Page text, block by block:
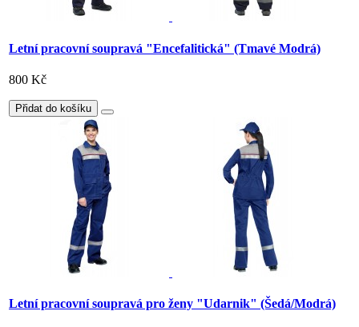
Letní pracovní soupravá "Encefalitická" (Tmavé Modrá)
800 Kč
Přidat do košíku
Letní pracovní soupravá pro ženy "Udarnik" (Šedá/Modrá)